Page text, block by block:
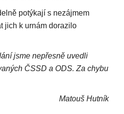
potýkají s nezájmem
jich k urnám dorazilo
jsme nepřesně uvedli
ČSSD a ODS. Za chybu
Matouš Hutník